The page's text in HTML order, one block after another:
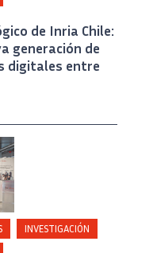
de Inria Chile:
generación de
digitales entre
INVESTIGACIÓN